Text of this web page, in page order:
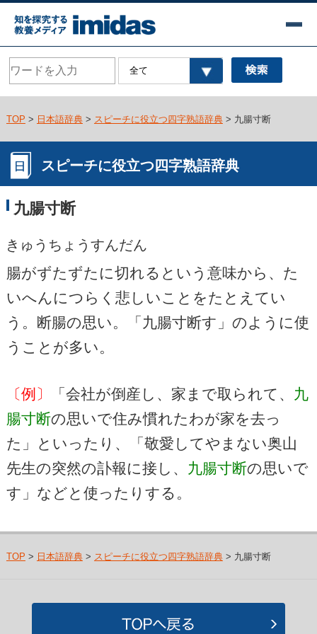
TOP > 日本語辞典> スピーチに役立つ四字熟語辞典> 九腸寸断
スピーチに役立つ四字熟語辞典
九腸寸断
きゅうちょうすんだん
腸がずたずたに切れるという意味から、た
いへんにつらく悲しいことをたとえてい
う。断腸の思い。「九腸寸断す」のように使
うことが多い。
〔例〕 「会社が倒産し、家まで取られて、 九
腸寸断の思いで住み慣れたわが家を去っ
た」といったり、「敬愛してやまない奥山
先生の突然の訃報に接し、 九腸寸断の思いで
す」などと使ったりする。
TOP > 日本語辞典> スピーチに役立つ四字熟語辞典> 九腸寸断